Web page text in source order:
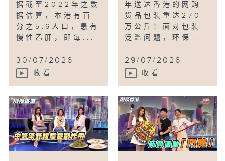
据截至2022年之数
据估算，本港有百
分之5.6人口，患有
慢性乙肝，即每...
30/07/2026
收看
年送达香港的网购
货品包装重达270
万公斤！面对包装
泛滥问题，环保...
29/07/2026
收看